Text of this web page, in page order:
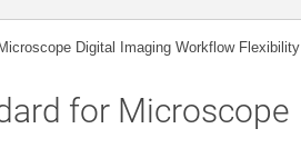
Digital Imaging Workflow Flexibility
for Microscope